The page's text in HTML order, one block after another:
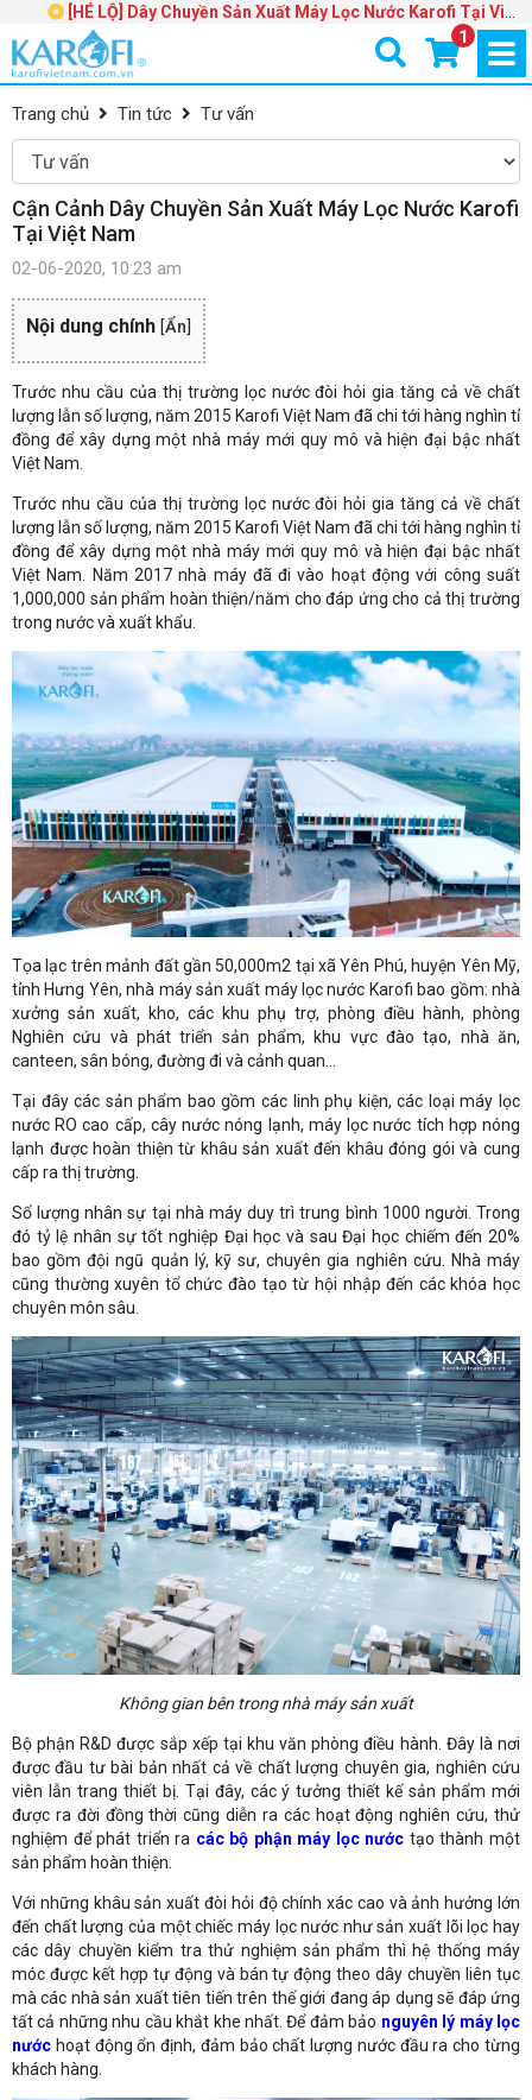
[HÉ LỘ] Dây Chuyền Sản Xuất Máy Lọc Nước Karofi Tại Việt
Nam
1
Trang chủ Tin tức Tư vấn
Cận Cảnh Dây Chuyền Sản Xuất Máy Lọc Nước Karofi
Tại Việt Nam
02-06-2020, 10:23 am
Nội dung chính [Ẩn
Trước nhu cầu của thị trường lọc nước đòi hỏi gia tăng cả về chất
lượng lẫn số lượng, năm 2015 Karofi Việt Nam đã chi tới hàng nghìn tỉ
đồng để xây dựng một nhà máy mới quy mô và hiện đại bậc nhất
Việt Nam.
Trước nhu cầu của thị trường lọc nước đòi hỏi gia tăng cả về chất
lượng lẫn số lượng, năm 2015 Karofi Việt Nam đã chi tới hàng nghìn tỉ
đồng để xây dựng một nhà máy mới quy mô và hiện đại bậc nhất
Việt Nam. Năm 2017 nhà máy đã đi vào hoạt động với công suất
1,000,000 sản phẩm hoàn thiện/năm cho đáp ứng cho cả thị trường
trong nước và xuất khẩu.
Tọa lạc trên mảnh đất gần 50,000m2 tại xã Yên Phú, huyện Yên Mỹ,
tỉnh Hưng Yên, nhà máy sản xuất máy lọc nước Karofi bao gồm: nhà
xưởng sản xuất, kho, các khu phụ trợ, phòng điều hành, phòng
Nghiên cứu và phát triển sản phẩm, khu vực đào tạo, nhà ăn,
canteen, sân bóng, đường đi và cảnh quan…
Tại đây các sản phẩm bao gồm các linh phụ kiện, các loại máy lọc
nước RO cao cấp, cây nước nóng lạnh, máy lọc nước tích hợp nóng
lạnh được hoàn thiện từ khâu sản xuất đến khâu đóng gói và cung
cấp ra thị trường.
Số lượng nhân sự tại nhà máy duy trì trung bình 1000 người. Trong
đó tỷ lệ nhân sự tốt nghiệp Đại học và sau Đại học chiếm đến 20%
bao gồm đội ngũ quản lý, kỹ sư, chuyên gia nghiên cứu. Nhà máy
cũng thường xuyên tổ chức đào tạo từ hội nhập đến các khóa học
chuyên môn sâu.
Không gian bên trong nhà máy sản xuất
Bộ phận R&D được sắp xếp tại khu văn phòng điều hành. Đây là nơi
được đầu tư bài bản nhất cả về chất lượng chuyên gia, nghiên cứu
viên lẫn trang thiết bị. Tại đây, các ý tưởng thiết kế sản phẩm mới
được ra đời đồng thời cũng diễn ra các hoạt động nghiên cứu, thử
nghiệm để phát triển ra các bộ phận máy lọc nước tạo thành một
sản phẩm hoàn thiện.
Với những khâu sản xuất đòi hỏi độ chính xác cao và ảnh hưởng lớn
đến chất lượng của một chiếc máy lọc nước như sản xuất lõi lọc hay
các dây chuyền kiểm tra thử nghiệm sản phẩm thì hệ thống máy
móc được kết hợp tự động và bán tự động theo dây chuyền liên tục
mà các nhà sản xuất tiên tiến trên thế giới đang áp dụng sẽ đáp ứng
tất cả những nhu cầu khắt khe nhất. Để đảm bảo nguyên lý máy lọc
nước hoạt động ổn định, đảm bảo chất lượng nước đầu ra cho từng
khách hàng.